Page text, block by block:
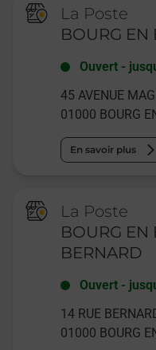
La Poste
BOURG EN
Ouvert -
45 AVENUE
01000 BOURG
En savoir plus
La Poste
BOURG EN
BERNARD
Ouvert -
14 RUE
01000 BOURG